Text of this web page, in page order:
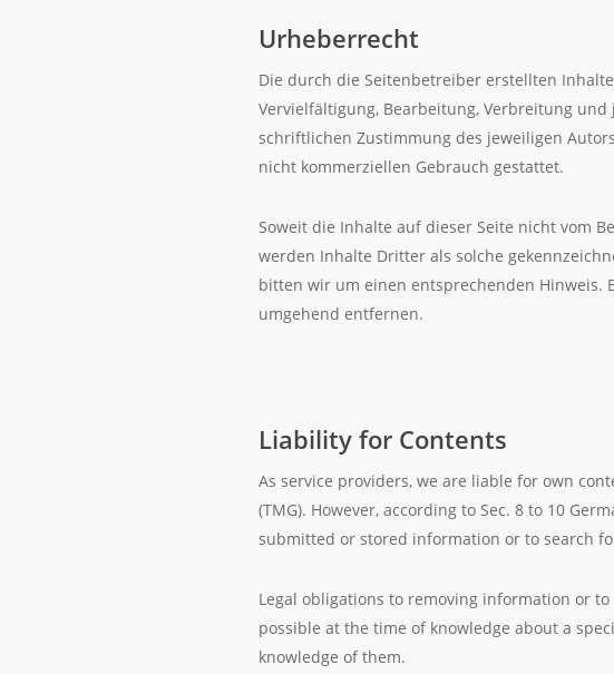
Urheberrecht
Die durch die Seitenbetreiber erstellten
Vervielfältigung, Bearbeitung, Verbreitung
schriftlichen Zustimmung des jeweiligen
nicht kommerziellen Gebrauch gestattet.
Soweit die Inhalte auf dieser Seite nicht vom
werden Inhalte Dritter als solche
bitten wir um einen entsprechenden Hinweis.
umgehend entfernen.
Liability for Contents
As service providers, we are liable for own
(TMG). However, according to Sec. 8 to 10
submitted or stored information or to search
Legal obligations to removing information or
possible at the time of knowledge about a
knowledge of them.